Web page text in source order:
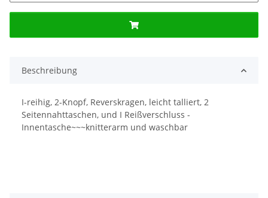
Beschreibung
I-reihig, 2-Knopf, Reverskragen, leicht talliert, 2
Seitennahttaschen, und I Reißverschluss -
Innentasche~~~knitterarm und waschbar